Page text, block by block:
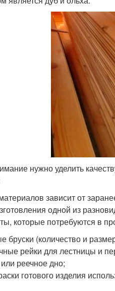
нужно уделить
зависит от
одной из
которые потребуются в
бруски (количество и
рейки для лестницы и
реечное дно;
готового изделия